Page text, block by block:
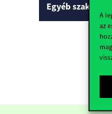
A
az
Egyéb szakmai